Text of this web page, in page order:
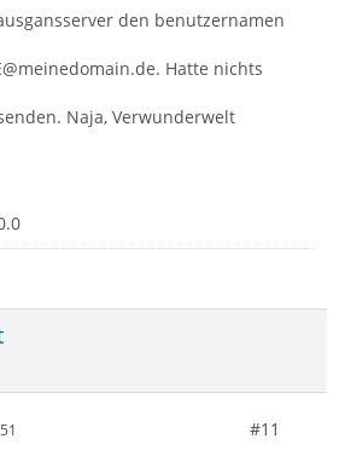
den benutzernamen
Hatte nichts
Naja, Verwunderwelt
#11